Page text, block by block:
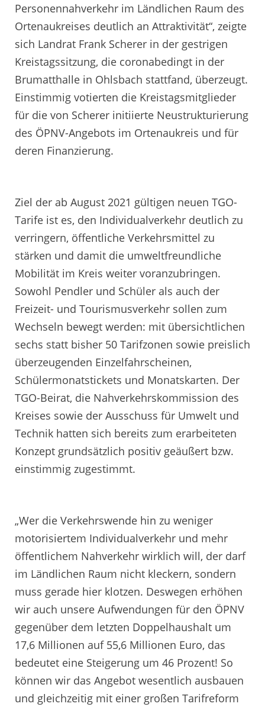
Personennahverkehr im Ländlichen Raum des
Ortenaukreises deutlich an Attraktivität“, zeigte
sich Landrat Frank Scherer in der gestrigen
Kreistagssitzung, die coronabedingt in der
Brumatthalle in Ohlsbach stattfand, überzeugt.
Einstimmig votierten die Kreistagsmitglieder
für die von Scherer initiierte Neustrukturierung
des ÖPNV-Angebots im Ortenaukreis und für
deren Finanzierung.
Ziel der ab August 2021 gültigen neuen TGO-
Tarife ist es, den Individualverkehr deutlich zu
verringern, öffentliche Verkehrsmittel zu
stärken und damit die umweltfreundliche
Mobilität im Kreis weiter voranzubringen.
Sowohl Pendler und Schüler als auch der
Freizeit- und Tourismusverkehr sollen zum
Wechseln bewegt werden: mit übersichtlichen
sechs statt bisher 50 Tarifzonen sowie preislich
überzeugenden Einzelfahrscheinen,
Schülermonatstickets und Monatskarten. Der
TGO-Beirat, die Nahverkehrskommission des
Kreises sowie der Ausschuss für Umwelt und
Technik hatten sich bereits zum erarbeiteten
Konzept grundsätzlich positiv geäußert bzw.
einstimmig zugestimmt.
„Wer die Verkehrswende hin zu weniger
motorisiertem Individualverkehr und mehr
öffentlichem Nahverkehr wirklich will, der darf
im Ländlichen Raum nicht kleckern, sondern
muss gerade hier klotzen. Deswegen erhöhen
wir auch unsere Aufwendungen für den ÖPNV
gegenüber dem letzten Doppelhaushalt um
17,6 Millionen auf 55,6 Millionen Euro, das
bedeutet eine Steigerung um 46 Prozent! So
können wir das Angebot wesentlich ausbauen
und gleichzeitig mit einer großen Tarifreform